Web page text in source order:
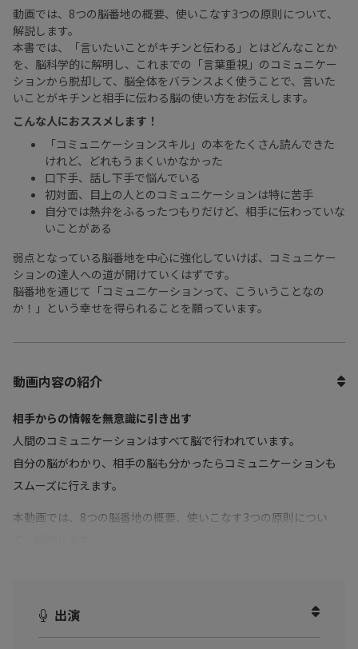
動画では、8つの脳番地の概要、使いこなす3つの原則について、
解説します。
本書では、「言いたいことがキチンと伝わる」とはどんなことか
を、脳科学的に解明し、これまでの「言葉重視」のコミュニケー
ションから脱却して、脳全体をバランスよく使うことで、言いた
いことがキチンと相手に伝わる脳の使い方をお伝えします。
こんな人におススメします！
「コミュニケーションスキル」の本をたくさん読んできた
けれど、どれもうまくいかなかった
口下手、話し下手で悩んでいる
初対面、目上の人とのコミュニケーションは特に苦手
自分では熱弁をふるったつもりだけど、相手に伝わっていな
いことがある
弱点となっている脳番地を中心に強化していけば、コミュニケー
ションの達人への道が開けていくはずです。
脳番地を通じて「コミュニケーションって、こういうことなの
か！」という幸せを得られることを願っています。
動画内容の紹介
相手からの情報を無意識に引き出す
人間のコミュニケーションはすべて脳で行われています。
自分の脳がわかり、相手の脳も分かったらコミュニケーションも
スムーズに行えます。
本動画では、8つの脳番地の概要、使いこなす3つの原則につい
て「伝わる人」になるヒントが学べます。
出演